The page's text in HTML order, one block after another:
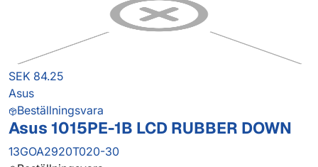
SEK 84.25
Asus
Beställningsvara
Asus 1015PE-1B LCD RUBBER DOWN
13GOA2920T020-30